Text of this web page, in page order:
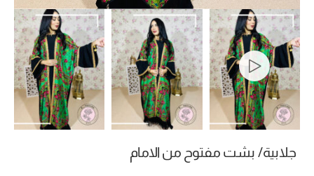
جلابية/ بشت مفتوح من الامام